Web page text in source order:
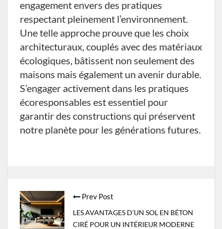
engagement envers des pratiques
respectant pleinement l’environnement.
Une telle approche prouve que les choix
architecturaux, couplés avec des matériaux
écologiques, bâtissent non seulement des
maisons mais également un avenir durable.
S’engager activement dans les pratiques
écoresponsables est essentiel pour
garantir des constructions qui préservent
notre planète pour les générations futures.
Post
navigation
Prev Post
LES AVANTAGES D’UN SOL EN BÉTON
CIRÉ POUR UN INTÉRIEUR MODERNE